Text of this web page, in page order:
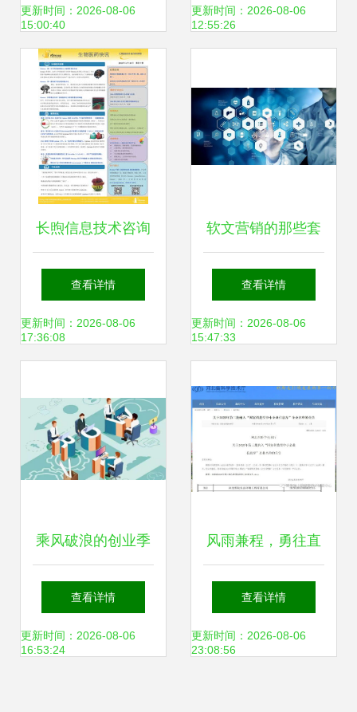
产线，助力来宾企
业高效生产
更新时间：2026-08-06
15:00:40
术方案
更新时间：2026-08-06
12:55:26
长煦信息技术咨询
为企业数字化转型
提供专业支持
查看详情
更新时间：2026-08-06
17:36:08
软文营销的那些套
路，掌握住了企业
轻松致富的技术咨
查看详情
更新时间：2026-08-06
15:47:33
乘风破浪的创业季
大创园技术咨询等
你来
查看详情
更新时间：2026-08-06
16:53:24
风雨兼程，勇往直
前 河北邢化成功入
围国家科技型中小
查看详情
更新时间：2026-08-06
23:08:56